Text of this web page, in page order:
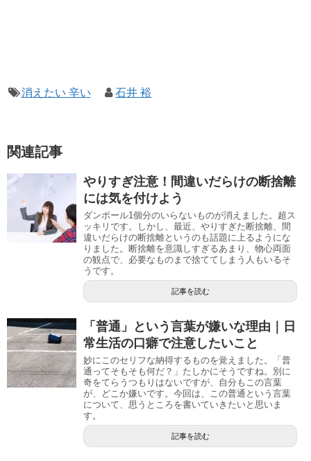
消えたい 辛い 石井 裕
関連記事
やりすぎ注意！間違いだらけの断捨離
には気を付けよう
ダンボール1個分のいらないものが消えました。超ス
ッキリです。しかし、最近、やりすぎた断捨離、間
違いだらけの断捨離というのも話題に上るようにな
りました。断捨離を意識しすぎるあまり、物心両面
の観点で、必要なものまで捨ててしまう人もいるそ
うです。
記事を読む
「普通」という言葉が嫌いな理由｜日
常生活の口癖で注意したいこと
妙にこのセリフな納得するものを覚えました。「普
通ってそもそも何だ？」たしかにそうですね。別に
奇をてらうつもりはないですが、自分もこの言葉
が、どこか嫌いです。今回は、この普通という言葉
について、思うところを書いていきたいと思いま
す。
記事を読む